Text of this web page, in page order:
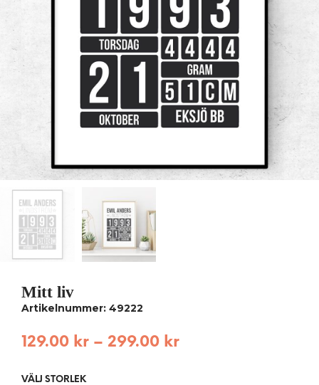
Mitt liv
Artikelnummer: 49222
129.00 kr – 299.00 kr
VÄLJ STORLEK